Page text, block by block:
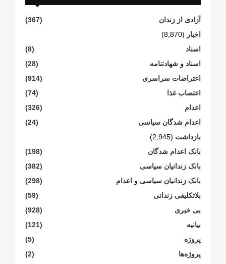
آزادی از زندان
(367)
اخبار (8,870)
اسناد
(8)
اسناد و شهادتنامە
(28)
اعتراضات سراسری
(914)
اعتصاب غذا
(74)
اعدام
(326)
اعدام شدگان سیاسی
(24)
بازداشت (2,945)
بانک اعدام شدگان
(198)
بانک زندانیان سیاسی
(382)
بانک زندانیان سیاسی و اعدام
(298)
بلاتکلیفی زندانی
(59)
بی خبری
(928)
بیانیە
(121)
پروژە
(5)
پروژەها
(2)